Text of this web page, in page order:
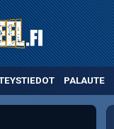
PALAUTE